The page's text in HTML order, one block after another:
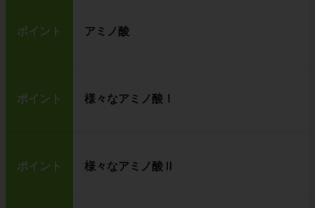
ポイント アミノ酸
ポイント 様々なアミノ酸Ⅰ
ポイント 様々なアミノ酸Ⅱ